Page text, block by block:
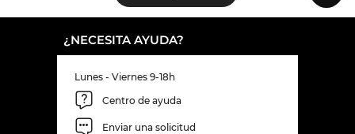
¿NECESITA AYUDA?
Lunes - Viernes 9-18h
Centro de ayuda
Enviar una solicitud